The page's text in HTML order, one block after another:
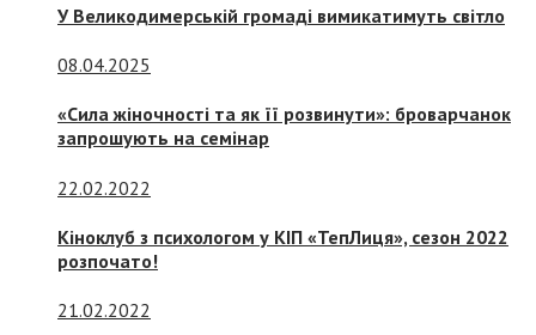
У Великодимерській громаді вимикатимуть світло
08.04.2025
«Сила жіночності та як її розвинути»: броварчанок
запрошують на семінар
22.02.2022
Кіноклуб з психологом у КІП «ТепЛиця», сезон 2022
розпочато!
21.02.2022